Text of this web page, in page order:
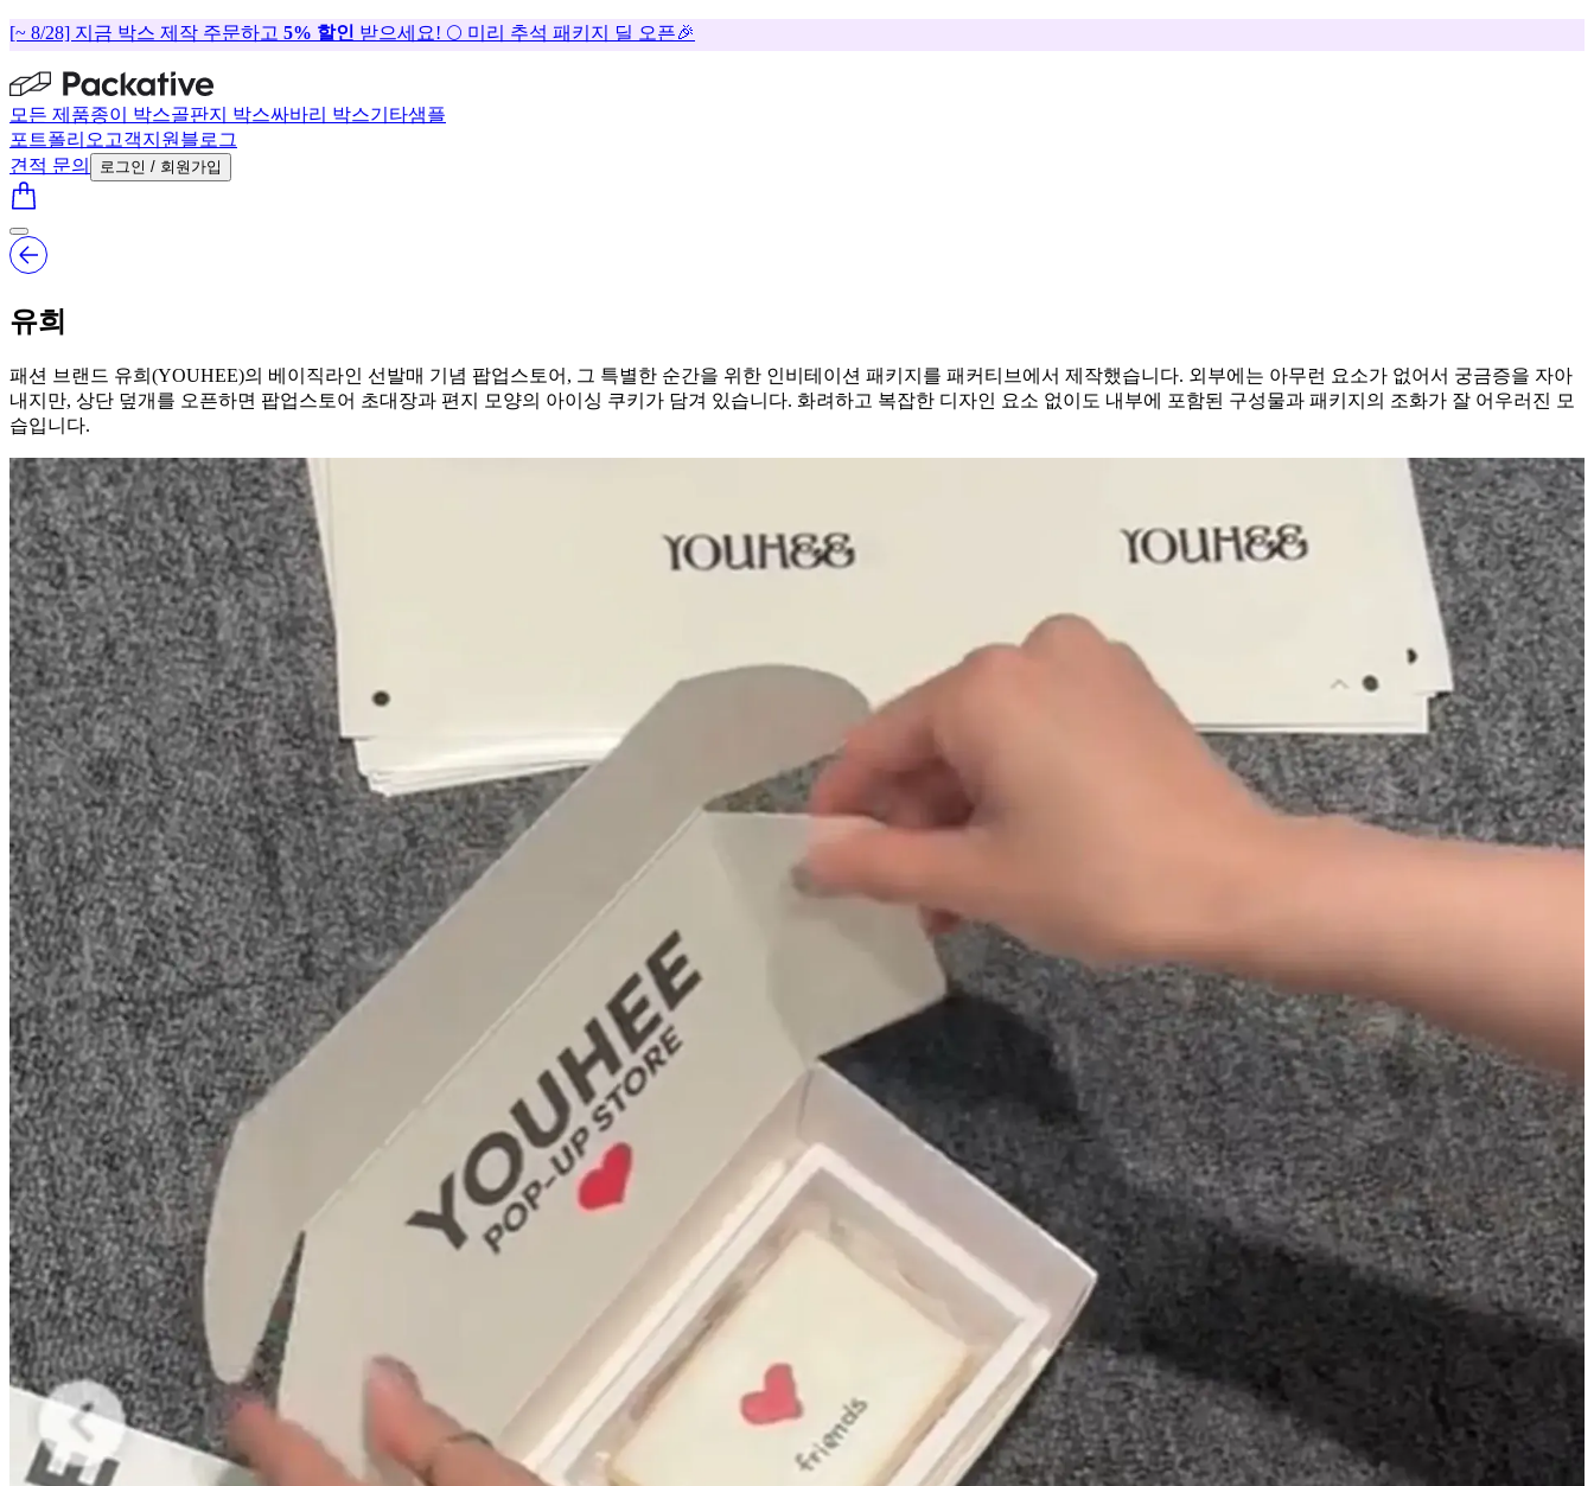
[~ 8/28] 지금 박스 제작 주문하고 5% 할인 받으세요! 🌕 미리 추석 패키지 딜 오픈🎉
모든 제품종이 박스골판지 박스싸바리 박스기타샘플
포트폴리오 고객지원 블로그
견적 문의
로그인 / 회원가입
유희
패션 브랜드 유희(YOUHEE)의 베이직라인 선발매 기념 팝업스토어, 그 특별한 순간을 위한 인비테이션 패키지를 패커티브에서 제작했습니다. 외부에는 아무런 요소가 없어서 궁금증을 자아
내지만, 상단 덮개를 오픈하면 팝업스토어 초대장과 편지 모양의 아이싱 쿠키가 담겨 있습니다. 화려하고 복잡한 디자인 요소 없이도 내부에 포함된 구성물과 패키지의 조화가 잘 어우러진 모
습입니다.